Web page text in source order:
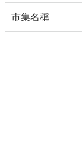
市集名稱